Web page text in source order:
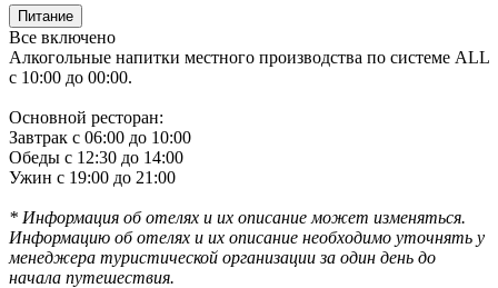
Питание
Все включено
Алкогольные напитки местного производства по системе ALL
с 10:00 до 00:00.
Основной ресторан:
Завтрак с 06:00 до 10:00
Обеды с 12:30 до 14:00
Ужин с 19:00 до 21:00
* Информация об отелях и их описание может изменяться.
Информацию об отелях и их описание необходимо уточнять у
менеджера туристической организации за один день до
начала путешествия.